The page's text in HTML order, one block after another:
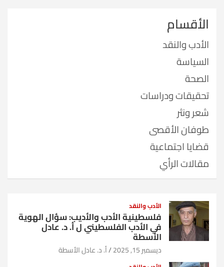
الأقسام
الأدب والنقد
السياسة
الصحة
تحقيقات ودراسات
شعر ونثر
طوفان الأقصى
قضايا اجتماعية
مقالات الرأي
الأدب والنقد
فلسطينية الأدب والأديب: سؤال الهوية
في الأدب الفلسطيني ل أ. د. عادل
الأسطة
ديسمبر 15, 2025 أ. د. عادل الأسطة